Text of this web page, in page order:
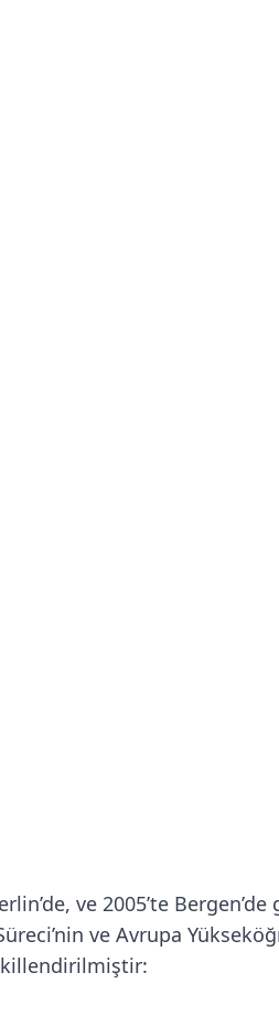
ve 2005’te
ve Avrupa